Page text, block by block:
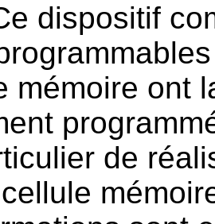
dispositif
mémoire ont
de